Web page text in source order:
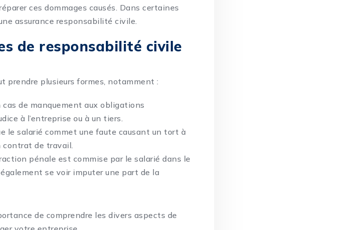
ces dommages causés. Dans certaines
assurance responsabilité civile.
de responsabilité civile
prendre plusieurs formes, notamment :
cas de manquement aux obligations
à l’entreprise ou à un tiers.
le salarié commet une faute causant un tort à
contrat de travail.
pénale est commise par le salarié dans le
se voir imputer une part de la
de comprendre les divers aspects de